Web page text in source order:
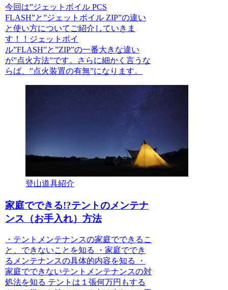
今回は”ジェットボイル PCS
FLASH”と”ジェットボイル ZIP”の違い
と使い方についてご紹介していきま
す！！ジェットボイ
ル”FLASH”と”ZIP”の一番大きな違い
が”点火方法”です。さらに細かく言うな
らば、”点火装置の有無”になります。
登山道具紹介
家庭でできる!?テントのメンテナ
ンス（お手入れ）方法
・テントメンテナンスの家庭でできるこ
と、できないことを知る ・家庭ででき
るメンテナンスの具体的内容を知る ・
家庭でできないテントメンテナンスの対
処法を知る テントは１張何万円もする